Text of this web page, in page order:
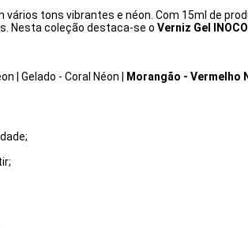
vários tons vibrantes e néon. Com 15ml de
Nesta coleção destaca-se o Verniz Gel
| Gelado - Coral Néon Morangão - Vermelho